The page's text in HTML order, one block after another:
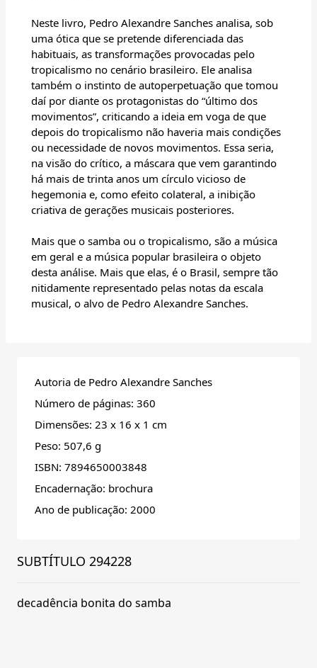
Neste livro, Pedro Alexandre Sanches analisa, sob
uma ótica que se pretende diferenciada das
habituais, as transformações provocadas pelo
tropicalismo no cenário brasileiro. Ele analisa
também o instinto de autoperpetuação que tomou
daí por diante os protagonistas do “último dos
movimentos”, criticando a ideia em voga de que
depois do tropicalismo não haveria mais condições
ou necessidade de novos movimentos. Essa seria,
na visão do crítico, a máscara que vem garantindo
há mais de trinta anos um círculo vicioso de
hegemonia e, como efeito colateral, a inibição
criativa de gerações musicais posteriores.
Mais que o samba ou o tropicalismo, são a música
em geral e a música popular brasileira o objeto
desta análise. Mais que elas, é o Brasil, sempre tão
nitidamente representado pelas notas da escala
musical, o alvo de Pedro Alexandre Sanches.
Autoria de Pedro Alexandre Sanches
Número de páginas: 360
Dimensões: 23 x 16 x 1 cm
Peso: 507,6 g
ISBN: 7894650003848
Encadernação: brochura
Ano de publicação: 2000
SUBTÍTULO 294228
decadência bonita do samba